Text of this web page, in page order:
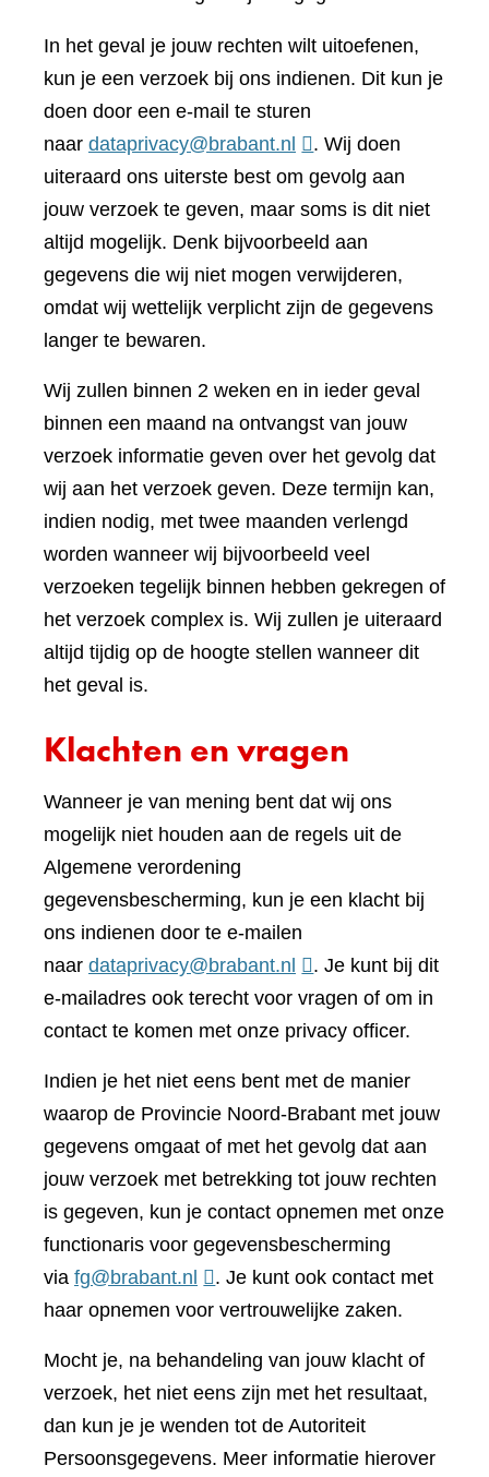
In het geval je jouw rechten wilt uitoefenen,
kun je een verzoek bij ons indienen. Dit kun je
doen door een e-mail te sturen
naar dataprivacy@brabant.nl
. Wij doen
uiteraard ons uiterste best om gevolg aan
jouw verzoek te geven, maar soms is dit niet
altijd mogelijk. Denk bijvoorbeeld aan
gegevens die wij niet mogen verwijderen,
omdat wij wettelijk verplicht zijn de gegevens
langer te bewaren.
Wij zullen binnen 2 weken en in ieder geval
binnen een maand na ontvangst van jouw
verzoek informatie geven over het gevolg dat
wij aan het verzoek geven. Deze termijn kan,
indien nodig, met twee maanden verlengd
worden wanneer wij bijvoorbeeld veel
verzoeken tegelijk binnen hebben gekregen of
het verzoek complex is. Wij zullen je uiteraard
altijd tijdig op de hoogte stellen wanneer dit
het geval is.
Klachten en vragen
Wanneer je van mening bent dat wij ons
mogelijk niet houden aan de regels uit de
Algemene verordening
gegevensbescherming, kun je een klacht bij
ons indienen door te e-mailen
naar dataprivacy@brabant.nl
. Je kunt bij dit
e-mailadres ook terecht voor vragen of om in
contact te komen met onze privacy officer.
Indien je het niet eens bent met de manier
waarop de Provincie Noord-Brabant met jouw
gegevens omgaat of met het gevolg dat aan
jouw verzoek met betrekking tot jouw rechten
is gegeven, kun je contact opnemen met onze
functionaris voor gegevensbescherming
via fg@brabant.nl
. Je kunt ook contact met
haar opnemen voor vertrouwelijke zaken.
Mocht je, na behandeling van jouw klacht of
verzoek, het niet eens zijn met het resultaat,
dan kun je je wenden tot de Autoriteit
Persoonsgegevens. Meer informatie hierover